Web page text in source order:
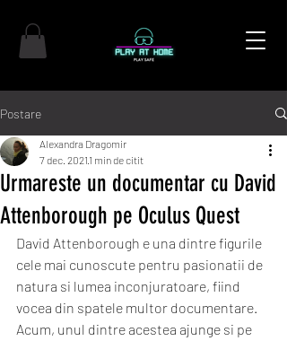
Postare
Urmareste un documentar cu David
Attenborough pe Oculus Quest
Alexandra Dragomir
7 dec. 2021 1 min de citit
David Attenborough e una dintre figurile
cele mai cunoscute pentru pasionatii de
natura si lumea inconjuratoare, fiind
vocea din spatele multor documentare.
Acum, unul dintre acestea ajunge si pe